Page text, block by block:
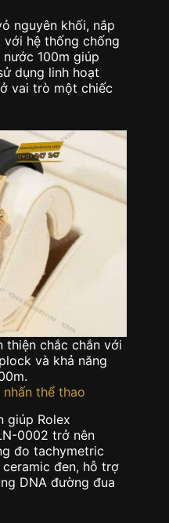
nguyên khối, nắp
hệ thống chống
100m giúp
dụng linh hoạt
vai trò một chiếc
thiện chắc chắn với
và khả năng
thể thao
giúp Rolex
0002 trở nên
đo tachymetric
đen, hỗ trợ
DNA đường đua